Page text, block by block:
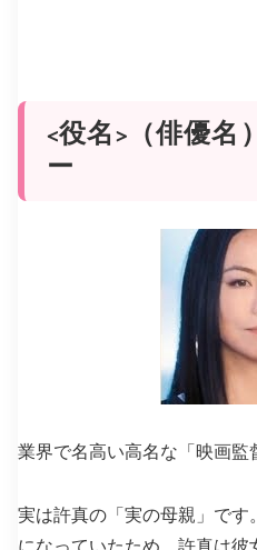
<役名>（俳優名
ー
業界で名高い高名な「映画監
実は許真の「実の母親」 です
になっていたため、許真は